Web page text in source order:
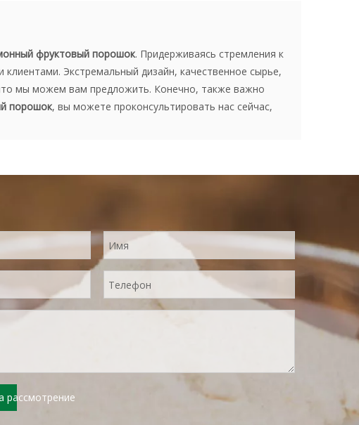
фруктовый порошок. Придерживаясь стремления к
Экстремальный дизайн, качественное сырье,
мы можем вам предложить. Конечно, также важно
порошок, вы можете проконсультировать нас сейчас,
рассмотрение